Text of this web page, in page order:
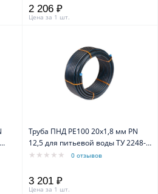
2 206 ₽
Цена за 1 шт.
Труба ПНД PE100 20x1,8 мм PN
12,5 для питьевой воды ТУ 2248-
006-61533394-2010 (бухта 50м)
0 отзывов
3 201 ₽
Цена за 1 шт.